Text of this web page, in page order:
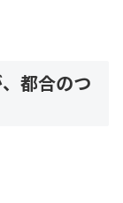
都合のつ